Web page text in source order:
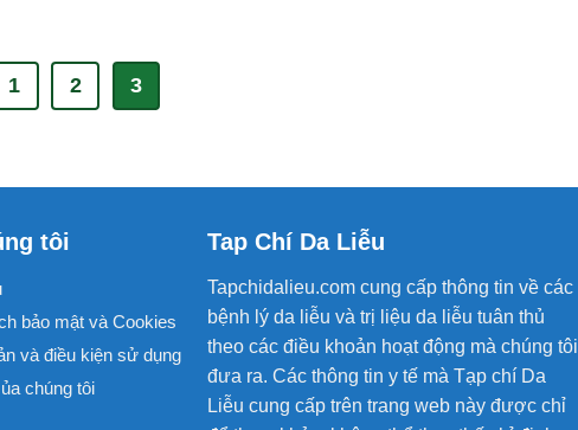
1 2 3
tôi
bảo mật và Cookies
và điều kiện sử dụng
chúng tôi
Tap Chí Da Liễu
Tapchidalieu.com cung cấp thông tin về các
bệnh lý da liễu và trị liệu da liễu tuân thủ
theo các điều khoản hoạt động mà chúng tôi
đưa ra. Các thông tin y tế mà Tạp chí Da
Liễu cung cấp trên trang web này được chỉ